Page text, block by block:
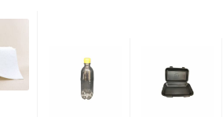
мм.